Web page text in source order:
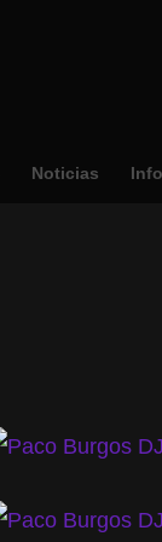
Noticias Info